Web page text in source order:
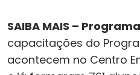
SAIBA MAIS –
capacitações do
acontecem no Centro